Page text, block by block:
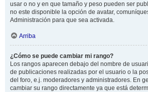
usar o no y en que tamaño y peso pueden ser
no este disponible la opción de avatar,
Administración para que sea activada.
Arriba
¿Cómo se puede cambiar mi rango?
Los rangos aparecen debajo del nombre de
de publicaciones realizadas por el usuario o la
del foro, e.j. moderadores y administradores. En
cambiar su rango directamente ya que está